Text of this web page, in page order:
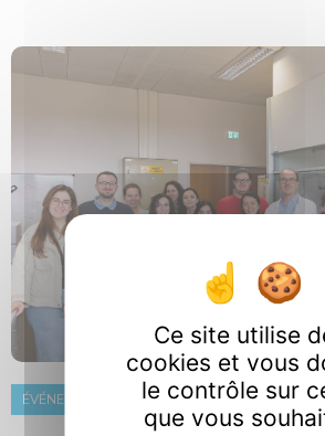
ÉVÉNEMENT 8 juin 2026
Ce site utilise
cookies et vous
le contrôle sur
que vous